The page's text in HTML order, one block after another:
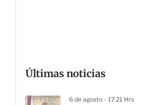
Últimas noticias
6 de agosto - 17:21 Hrs